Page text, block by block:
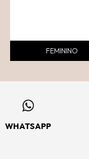
FEMININO
WHATSAPP